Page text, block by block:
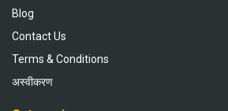
Blog
Contact Us
Terms & Conditions
अस्वीकरण